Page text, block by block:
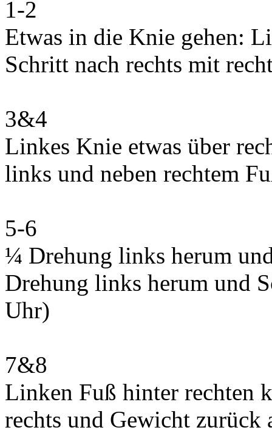
1-2
Etwas in die Knie gehen:
Schritt nach rechts mit
3&4
Linkes Knie etwas über
links und neben rechtem
5-6
¼ Drehung links herum
Drehung links herum und
Uhr)
7&8
Linken Fuß hinter rechten
rechts und Gewicht zurück